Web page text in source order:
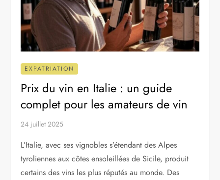
EXPATRIATION
Prix du vin en Italie : un guide
complet pour les amateurs de vin
24 juillet 2025
L’Italie, avec ses vignobles s’étendant des Alpes
tyroliennes aux côtes ensoleillées de Sicile, produit
certains des vins les plus réputés au monde. Des